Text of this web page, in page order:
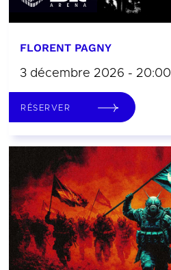
FLORENT PAGNY
3 décembre 2026 - 20:00
RÉSERVER